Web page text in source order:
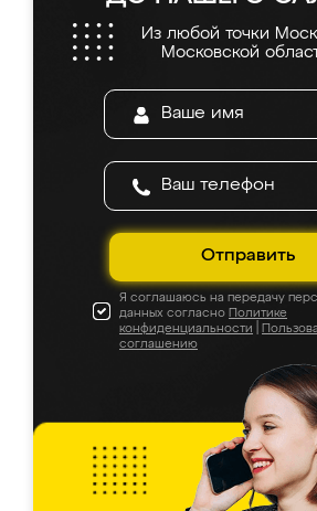
Из любой точки
Московской
Отправить
Я соглашаюсь на передачу
данных согласно Политике
конфиденциальности
соглашению